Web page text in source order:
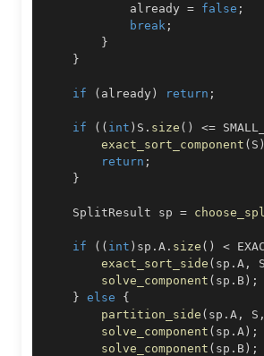
            already
= false ;
break ;
}
}
if ( already ) return ;
if ( ( int ) S . size ( ) <=
exact_sort_component ( S )
return ;
}
    SplitResult sp
=
if ( ( int ) sp . A . size ( ) <
exact_sort_side ( sp . A , S
solve_component ( sp . B) ;
} else
{
partition_side ( sp . A , S ,
solve_component ( sp . A ) ;
solve_component ( sp . B) ;